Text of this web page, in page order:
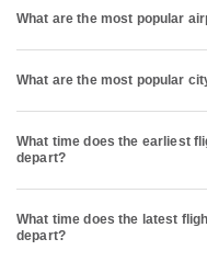
What are the most popular
What are the most popular
What time does the earliest
depart?
What time does the latest
depart?